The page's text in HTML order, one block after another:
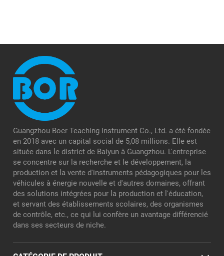
Guangzhou Boer Teaching Instrument Co., Ltd. a été fondée
en 2018 avec un capital social de 5,08 millions. Elle est
située dans le district de Baiyun à Guangzhou. L'entreprise
se concentre sur la recherche et le développement, la
production et la vente d'instruments pédagogiques pour les
véhicules à énergie nouvelle et d'autres domaines, offrant
des solutions intégrées pour la production et l'éducation,
et servant des établissements scolaires, des organismes
de contrôle, etc., ce qui lui confère un avantage différencié
dans ses secteurs de niche.